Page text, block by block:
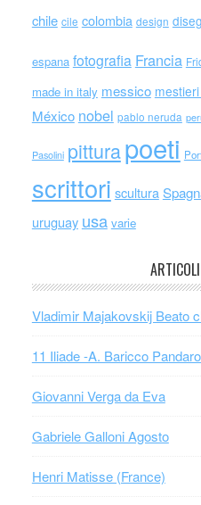
chile cile colombia design
espana fotografia Francia
made in italy messico
México nobel pablo neruda
Pasolini pitturapoeti
scrittori scultura
uruguay usa varie
Vladimir Majakovskij Beato
11 Iliade -A. Baricco
Giovanni Verga da Eva
Gabriele Galloni Agosto
Henri Matisse (France)